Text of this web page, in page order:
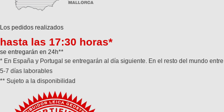
Los pedidos realizados
hasta las 17:30 horas*
se entregarán en 24h**
* En España y Portugal se entregarán al día siguiente. En el resto del mundo entre
5-7 días laborables
** Sujeto a la disponibilidad